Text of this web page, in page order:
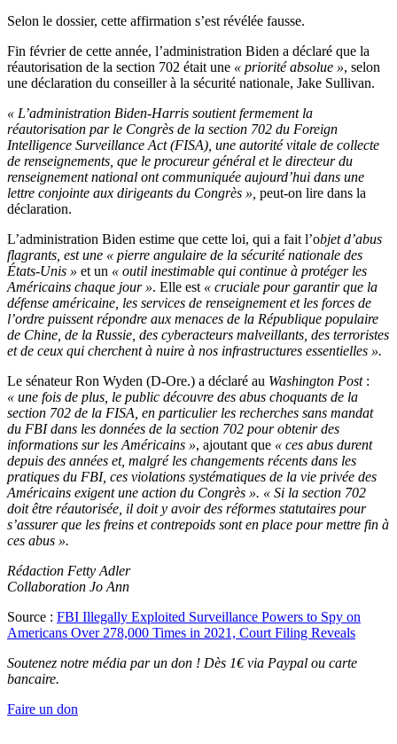
Selon le dossier, cette affirmation s’est révélée fausse.
Fin février de cette année, l’administration Biden a déclaré que la
réautorisation de la section 702 était une « priorité absolue », selon
une déclaration du conseiller à la sécurité nationale, Jake Sullivan.
« L’administration Biden-Harris soutient fermement la
réautorisation par le Congrès de la section 702 du Foreign
Intelligence Surveillance Act (FISA), une autorité vitale de collecte
de renseignements, que le procureur général et le directeur du
renseignement national ont communiquée aujourd’hui dans une
lettre conjointe aux dirigeants du Congrès », peut-on lire dans la
déclaration.
L’administration Biden estime que cette loi, qui a fait l’objet d’abus
flagrants, est une « pierre angulaire de la sécurité nationale des
États-Unis » et un « outil inestimable qui continue à protéger les
Américains chaque jour ». Elle est « cruciale pour garantir que la
défense américaine, les services de renseignement et les forces de
l’ordre puissent répondre aux menaces de la République populaire
de Chine, de la Russie, des cyberacteurs malveillants, des terroristes
et de ceux qui cherchent à nuire à nos infrastructures essentielles ».
Le sénateur Ron Wyden (D-Ore.) a déclaré au Washington Post:
« une fois de plus, le public découvre des abus choquants de la
section 702 de la FISA, en particulier les recherches sans mandat
du FBI dans les données de la section 702 pour obtenir des
informations sur les Américains », ajoutant que « ces abus durent
depuis des années et, malgré les changements récents dans les
pratiques du FBI, ces violations systématiques de la vie privée des
Américains exigent une action du Congrès ». « Si la section 702
doit être réautorisée, il doit y avoir des réformes statutaires pour
s’assurer que les freins et contrepoids sont en place pour mettre fin à
ces abus ».
Rédaction Fetty Adler
Collaboration Jo Ann
Source : FBI Illegally Exploited Surveillance Powers to Spy on
Americans Over 278,000 Times in 2021, Court Filing Reveals
Soutenez notre média par un don ! Dès 1€ via Paypal ou carte
bancaire.
Faire un don